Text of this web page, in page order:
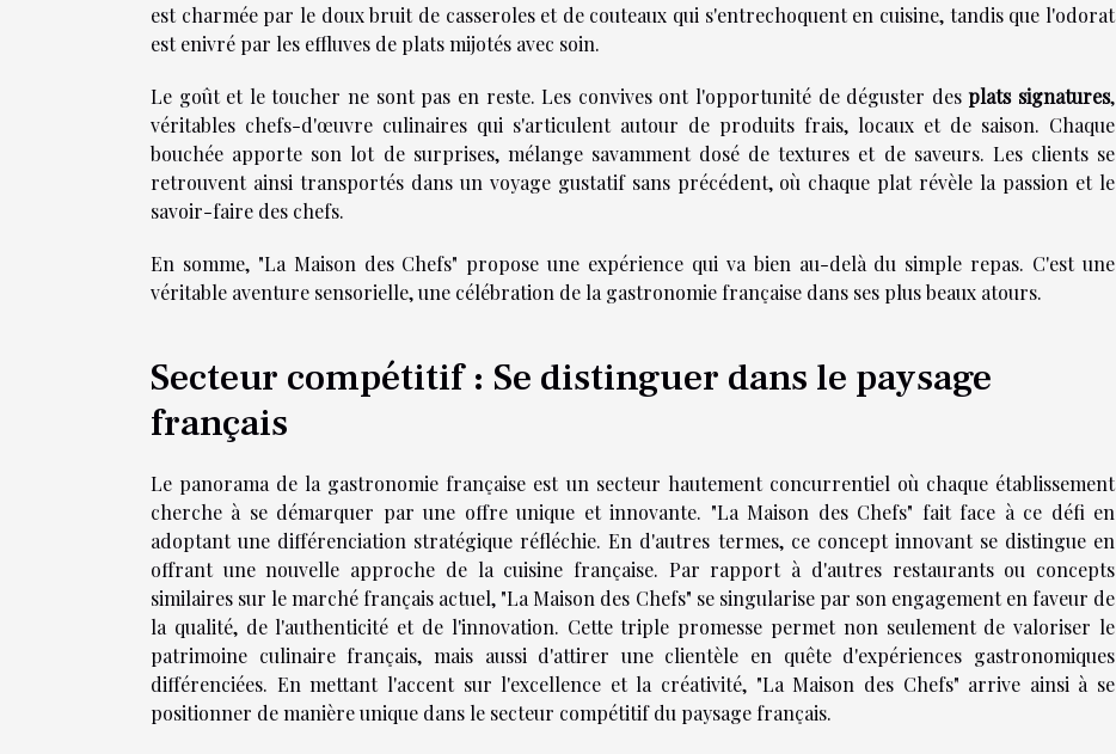
est charmée par le doux bruit de casseroles et de couteaux qui s'entrechoquent en cuisine, tandis que l'odorat
est enivré par les effluves de plats mijotés avec soin.
Le goût et le toucher ne sont pas en reste. Les convives ont l'opportunité de déguster desplats signatures,
véritables chefs-d'œuvre culinaires qui s'articulent autour de produits frais, locaux et de saison. Chaque
bouchée apporte son lot de surprises, mélange savamment dosé de textures et de saveurs. Les clients se
retrouvent ainsi transportés dans un voyage gustatif sans précédent, où chaque plat révèle la passion et le
savoir-faire des chefs.
En somme, "La Maison des Chefs" propose une expérience qui va bien au-delà du simple repas. C'est une
véritable aventure sensorielle, une célébration de la gastronomie française dans ses plus beaux atours.
Secteur compétitif : Se distinguer dans le paysage
français
Le panorama de la gastronomie française est un secteur hautement concurrentiel où chaque établissement
cherche à se démarquer par une offre unique et innovante. "La Maison des Chefs" fait face à ce défi en
adoptant une différenciation stratégique réfléchie. En d'autres termes, ce concept innovant se distingue en
offrant une nouvelle approche de la cuisine française. Par rapport à d'autres restaurants ou concepts
similaires sur le marché français actuel, "La Maison des Chefs" se singularise par son engagement en faveur de
la qualité, de l'authenticité et de l'innovation. Cette triple promesse permet non seulement de valoriser le
patrimoine culinaire français, mais aussi d'attirer une clientèle en quête d'expériences gastronomiques
différenciées. En mettant l'accent sur l'excellence et la créativité, "La Maison des Chefs" arrive ainsi à se
positionner de manière unique dans le secteur compétitif du paysage français.